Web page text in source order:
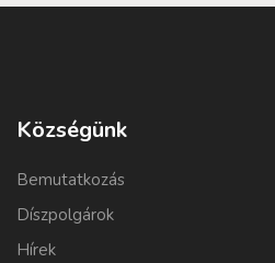
Községünk
Bemutatkozás
Díszpolgárok
Hírek